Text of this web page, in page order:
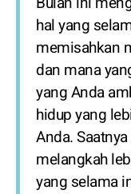
hal yang
memisahkan
dan mana
yang Anda
hidup yang
Anda.
melangkah
yang selama